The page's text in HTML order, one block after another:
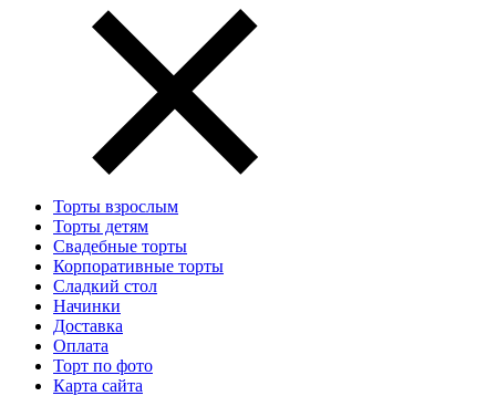
Торты взрослым
Торты детям
Свадебные торты
Корпоративные торты
Сладкий стол
Начинки
Доставка
Оплата
Торт по фото
Карта сайта